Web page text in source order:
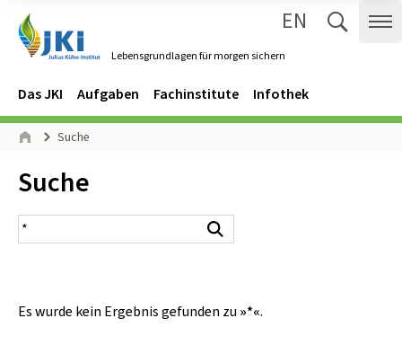
Lebensgrundlagen für morgen sichern
EN
Navigation
Hauptmenü
Das JKI Aufgaben Fachinstitute Infothek
Seitenpfad
Suche
Inhalt:
Suche
Suchergebnis
Es wurde kein Ergebnis gefunden zu »*«.